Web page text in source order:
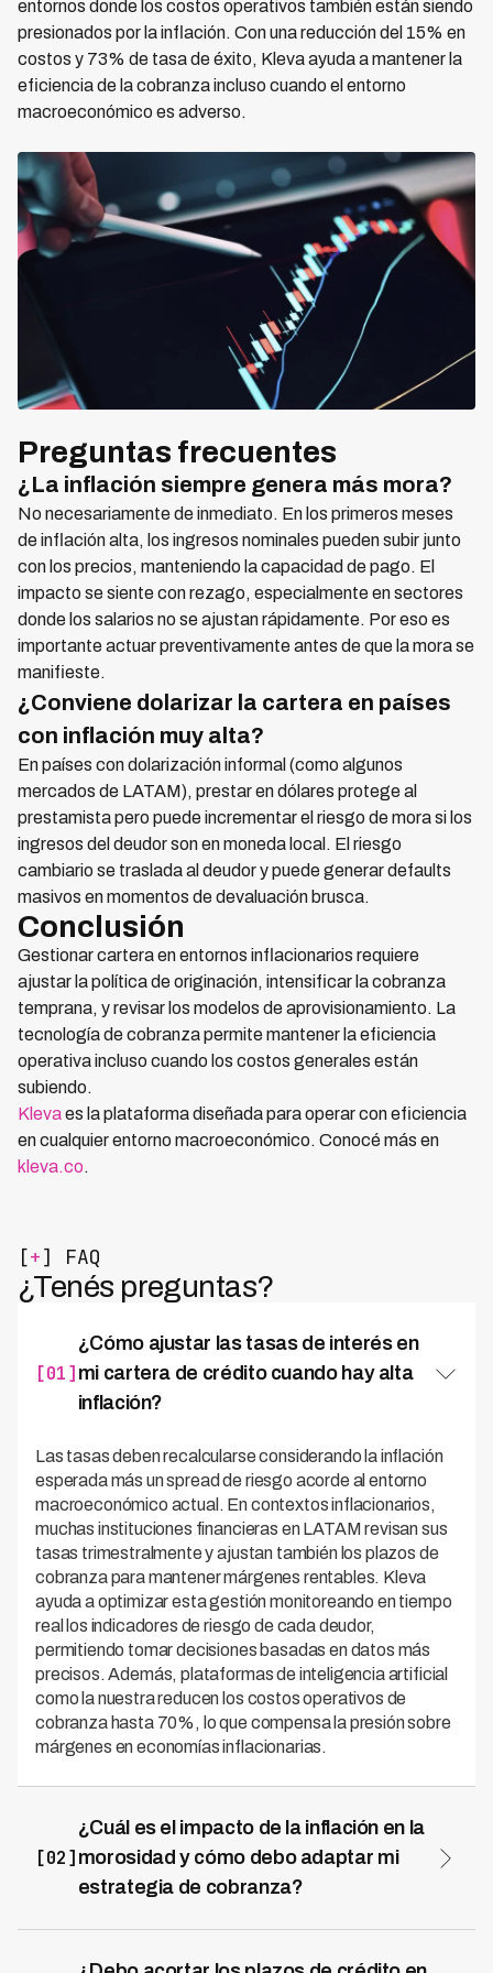
entornos donde los costos operativos también están siendo
presionados por la inflación. Con una reducción del 15% en
costos y 73% de tasa de éxito, Kleva ayuda a mantener la
eficiencia de la cobranza incluso cuando el entorno
macroeconómico es adverso.
Preguntas frecuentes
¿La inflación siempre genera más mora?
No necesariamente de inmediato. En los primeros meses
de inflación alta, los ingresos nominales pueden subir junto
con los precios, manteniendo la capacidad de pago. El
impacto se siente con rezago, especialmente en sectores
donde los salarios no se ajustan rápidamente. Por eso es
importante actuar preventivamente antes de que la mora se
manifieste.
¿Conviene dolarizar la cartera en países
con inflación muy alta?
En países con dolarización informal (como algunos
mercados de LATAM), prestar en dólares protege al
prestamista pero puede incrementar el riesgo de mora si los
ingresos del deudor son en moneda local. El riesgo
cambiario se traslada al deudor y puede generar defaults
masivos en momentos de devaluación brusca.
Conclusión
Gestionar cartera en entornos inflacionarios requiere
ajustar la política de originación, intensificar la cobranza
temprana, y revisar los modelos de aprovisionamiento. La
tecnología de cobranza permite mantener la eficiencia
operativa incluso cuando los costos generales están
subiendo.
Klevaes la plataforma diseñada para operar con eficiencia
en cualquier entorno macroeconómico. Conocé más en
kleva.co.
[+] FAQ
¿Tenés preguntas?
[01]
¿Cómo ajustar las tasas de interés en
mi cartera de crédito cuando hay alta
inflación?
Las tasas deben recalcularse considerando la inflación
esperada más un spread de riesgo acorde al entorno
macroeconómico actual. En contextos inflacionarios,
muchas instituciones financieras en LATAM revisan sus
tasas trimestralmente y ajustan también los plazos de
cobranza para mantener márgenes rentables. Kleva
ayuda a optimizar esta gestión monitoreando en tiempo
real los indicadores de riesgo de cada deudor,
permitiendo tomar decisiones basadas en datos más
precisos. Además, plataformas de inteligencia artificial
como la nuestra reducen los costos operativos de
cobranza hasta 70%, lo que compensa la presión sobre
márgenes en economías inflacionarias.
[02]
¿Cuál es el impacto de la inflación en la
morosidad y cómo debo adaptar mi
estrategia de cobranza?
por lo que las estrategias de cobranza deben ser más